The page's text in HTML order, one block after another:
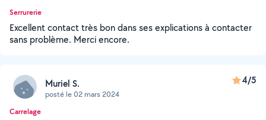
Serrurerie
Excellent contact très bon dans ses explications à contacter
sans problème. Merci encore.
Muriel S.
posté le 02 mars 2024
4/5
Carrelage